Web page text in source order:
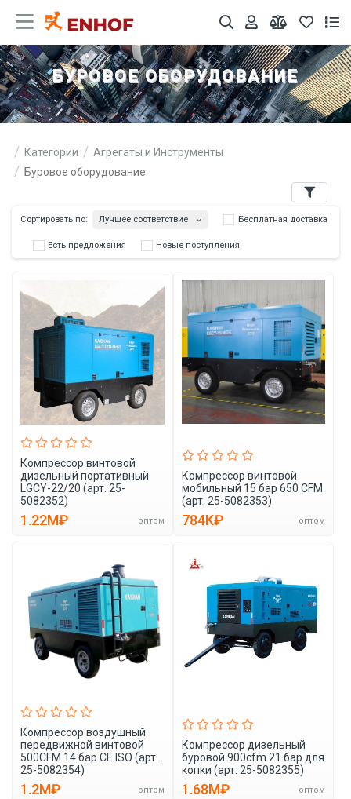
БУРОВОЕ ОБОРУДОВАНИЕ
Категории
Агрегаты и Инструменты
Буровое оборудование
Фильтры
Есть предложения Новые поступления
Компрессор винтовой
дизельный портативный
LGCY-22/20 (арт. 25-
5082352)
1.22M₽ оптом
Компрессор винтовой
мобильный 15 бар 650 CFM
(арт. 25-5082353)
784K₽ оптом
Компрессор воздушный
передвижной винтовой
500CFM 14 бар CE ISO (арт.
25-5082354)
1.2M₽ оптом
Компрессор дизельный
буровой 900cfm 21 бар для
копки (арт. 25-5082355)
1.68M₽ оптом